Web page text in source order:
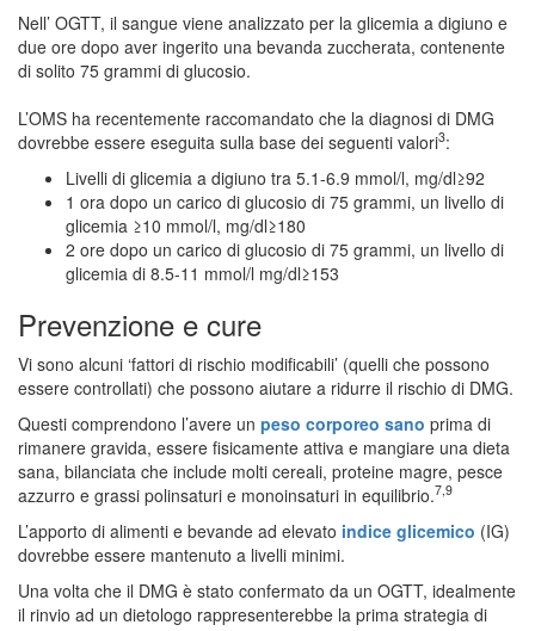
Nell’ OGTT, il sangue viene analizzato per la glicemia a digiuno e
due ore dopo aver ingerito una bevanda zuccherata, contenente
di solito 75 grammi di glucosio.
L’OMS ha recentemente raccomandato che la diagnosi di DMG
dovrebbe essere eseguita sulla base dei seguenti valori3:
Livelli di glicemia a digiuno tra 5.1-6.9 mmol/l, mg/dl≥92
1 ora dopo un carico di glucosio di 75 grammi, un livello di
glicemia ≥10 mmol/l, mg/dl≥180
2 ore dopo un carico di glucosio di 75 grammi, un livello di
glicemia di 8.5-11 mmol/l mg/dl≥153
Prevenzione e cure
Vi sono alcuni ‘fattori di rischio modificabili’ (quelli che possono
essere controllati) che possono aiutare a ridurre il rischio di DMG.
Questi comprendono l’avere un peso corporeo sano prima di
rimanere gravida, essere fisicamente attiva e mangiare una dieta
sana, bilanciata che include molti cereali, proteine magre, pesce
azzurro e grassi polinsaturi e monoinsaturi in equilibrio.7,9
L’apporto di alimenti e bevande ad elevato indice glicemico (IG)
dovrebbe essere mantenuto a livelli minimi.
Una volta che il DMG è stato confermato da un OGTT, idealmente
il rinvio ad un dietologo rappresenterebbe la prima strategia di